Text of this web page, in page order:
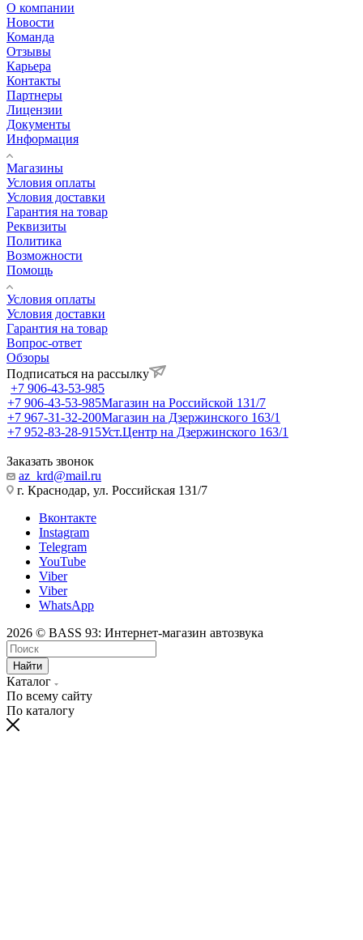
О компании
Новости
Команда
Отзывы
Карьера
Контакты
Партнеры
Лицензии
Документы
Информация
Магазины
Условия оплаты
Условия доставки
Гарантия на товар
Реквизиты
Политика
Возможности
Помощь
Условия оплаты
Условия доставки
Гарантия на товар
Вопрос-ответ
Обзоры
Подписаться на рассылку
+7 906-43-53-985
+7 906-43-53-985Магазин на Российской 131/7
+7 967-31-32-200Магазин на Дзержинского 163/1
+7 952-83-28-915Уст.Центр на Дзержинского 163/1
Заказать звонок
az_krd@mail.ru
г. Краснодар, ул. Российская 131/7
Вконтакте
Instagram
Telegram
YouTube
Viber
Viber
WhatsApp
2026 © BASS 93: Интернет-магазин автозвука
Найти
Каталог
По всему сайту
По каталогу